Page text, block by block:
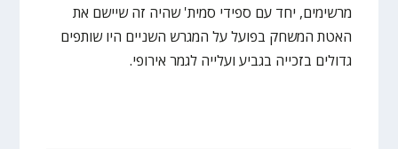
מרשימים, יחד עם ספידי סמית' שהיה זה שיישם את
האטת המשחק בפועל על המגרש השניים היו שותפים
גדולים בזכייה בגביע ועלייה לגמר אירופי.